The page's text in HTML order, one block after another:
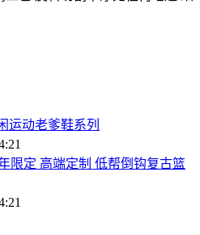
运动老爹鞋系列
限定 高端定制 低帮倒钩复古篮